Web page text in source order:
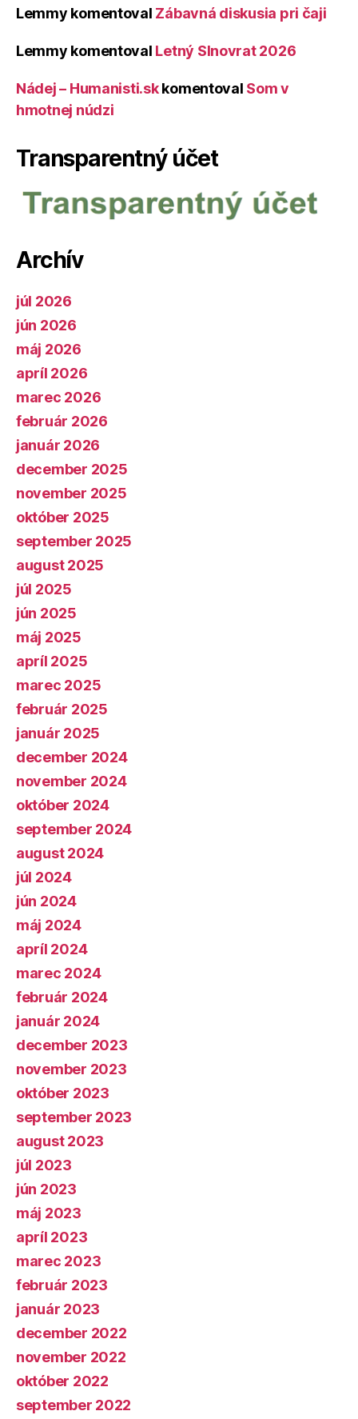
Lemmy komentoval Zábavná diskusia pri čaji
Lemmy komentoval Letný Slnovrat 2026
Nádej – Humanisti.skkomentoval Som v
hmotnej núdzi
Transparentný účet
Archív
júl 2026
jún 2026
máj 2026
apríl 2026
marec 2026
február 2026
január 2026
december 2025
november 2025
október 2025
september 2025
august 2025
júl 2025
jún 2025
máj 2025
apríl 2025
marec 2025
február 2025
január 2025
december 2024
november 2024
október 2024
september 2024
august 2024
júl 2024
jún 2024
máj 2024
apríl 2024
marec 2024
február 2024
január 2024
december 2023
november 2023
október 2023
september 2023
august 2023
júl 2023
jún 2023
máj 2023
apríl 2023
marec 2023
február 2023
január 2023
december 2022
november 2022
október 2022
september 2022